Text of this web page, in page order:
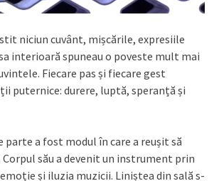
niciun cuvânt, mișcările, expresiile
interioară spuneau o poveste mult mai
Fiecare pas și fiecare gest
puternice: durere, luptă, speranță și
parte a fost modul în care a reușit să
Corpul său a devenit un instrument prin
și iluzia muzicii. Liniștea din sală s-